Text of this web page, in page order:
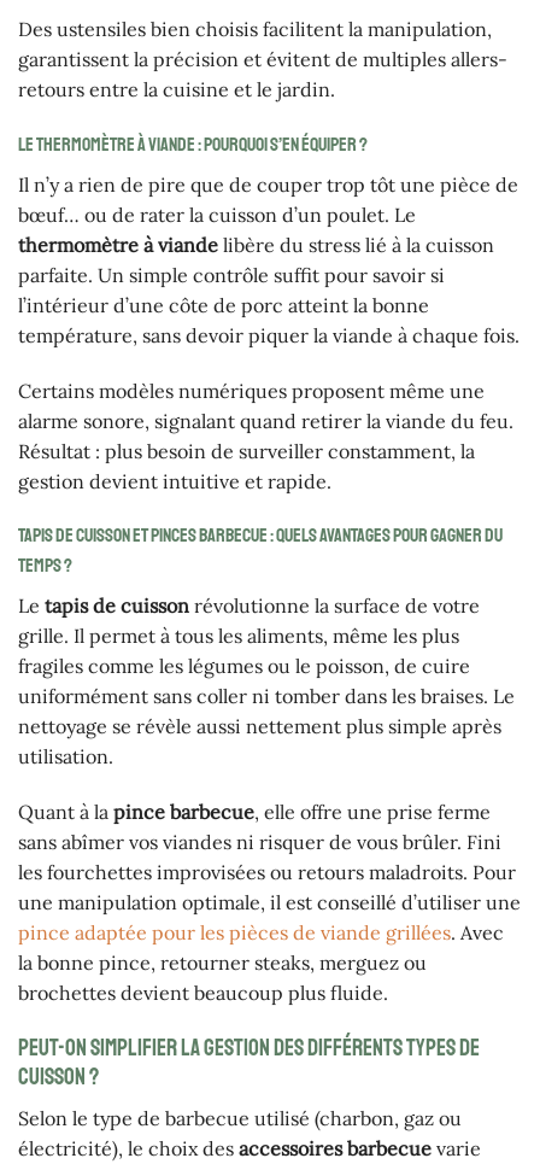
Des ustensiles bien choisis facilitent la manipulation,
garantissent la précision et évitent de multiples allers-
retours entre la cuisine et le jardin.
Le thermomètre à viande : pourquoi s’en équiper ?
Il n’y a rien de pire que de couper trop tôt une pièce de
bœuf… ou de rater la cuisson d’un poulet. Le
thermomètre à viande libère du stress lié à la cuisson
parfaite. Un simple contrôle suffit pour savoir si
l’intérieur d’une côte de porc atteint la bonne
température, sans devoir piquer la viande à chaque fois.
Certains modèles numériques proposent même une
alarme sonore, signalant quand retirer la viande du feu.
Résultat : plus besoin de surveiller constamment, la
gestion devient intuitive et rapide.
Tapis de cuisson et pinces barbecue : quels avantages pour gagner du
temps ?
Le tapis de cuisson révolutionne la surface de votre
grille. Il permet à tous les aliments, même les plus
fragiles comme les légumes ou le poisson, de cuire
uniformément sans coller ni tomber dans les braises. Le
nettoyage se révèle aussi nettement plus simple après
utilisation.
Quant à la pince barbecue, elle offre une prise ferme
sans abîmer vos viandes ni risquer de vous brûler. Fini
les fourchettes improvisées ou retours maladroits. Pour
une manipulation optimale, il est conseillé d’utiliser une
pince adaptée pour les pièces de viande grillées. Avec
la bonne pince, retourner steaks, merguez ou
brochettes devient beaucoup plus fluide.
Peut-on simplifier la gestion des différents types de
cuisson ?
Selon le type de barbecue utilisé (charbon, gaz ou
électricité), le choix des accessoires barbecue varie